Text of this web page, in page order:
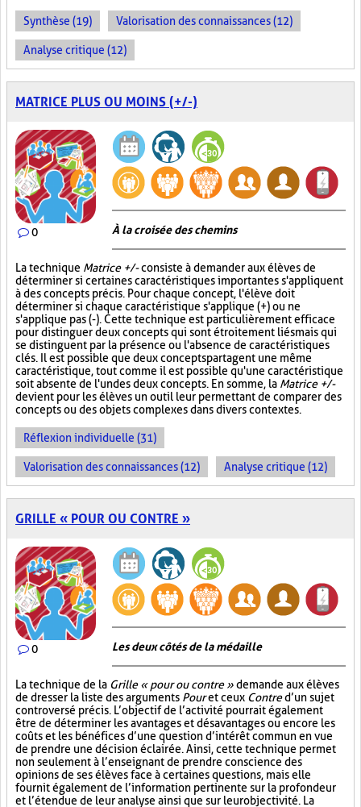
Synthèse (19) Valorisation des connaissances (12)
Analyse critique (12)
MATRICE PLUS OU MOINS (+/-)
0 À la croisée des chemins
La technique Matrice +/-consiste à demander aux élèves de
déterminer si certaines caractéristiques importantes s'appliquent
à des concepts précis. Pour chaque concept, l'élève doit
déterminer si chaque caractéristique s'applique (+) ou ne
s'applique pas (-). Cette technique est particulièrement efficace
pour distinguer deux concepts qui sont étroitement liés mais qui
se distinguent par la présence ou l'absence de caractéristiques
clés. Il est possible que deux concepts partagent une même
caractéristique, tout comme il est possible qu'une caractéristique
soit absente de l'un des deux concepts. En somme, la Matrice +/-
devient pour les élèves un outil leur permettant de comparer des
concepts ou des objets complexes dans divers contextes.
Réflexion individuelle (31)
Valorisation des connaissances (12) Analyse critique (12)
GRILLE « POUR OU CONTRE »
0 Les deux côtés de la médaille
La technique de la Grille « pour ou contre »demande aux élèves
de dresser la liste des arguments Pouret ceux Contred’un sujet
controversé précis. L’objectif de l’activité pourrait également
être de déterminer les avantages et désavantages ou encore les
coûts et les bénéfices d’une question d’intérêt commun en vue
de prendre une décision éclairée. Ainsi, cette technique permet
non seulement à l’enseignant de prendre conscience des
opinions de ses élèves face à certaines questions, mais elle
fournit également de l’information pertinente sur la profondeur
et l’étendue de leur analyse ainsi que sur leur objectivité. La